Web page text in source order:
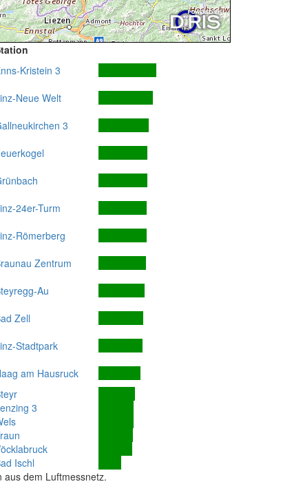
Kristein 3
Neue Welt
3
24er-Turm
Römerberg
Zentrum
Au
Zell
Stadtpark
am Hausruck
3
Ischl
aus dem Luftmessnetz.